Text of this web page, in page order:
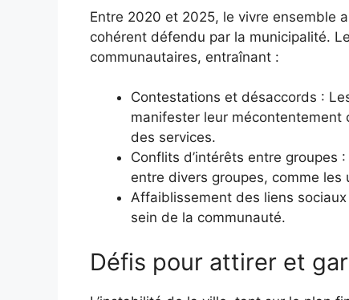
Entre 2020 et 2025, le vivre ensemble
cohérent défendu par la municipalité.
communautaires, entraînant :
Contestations et désaccords :
manifester leur mécontentement
des services.
Conflits d’intérêts entre groupes
entre divers groupes, comme
Affaiblissement des liens sociaux
sein de la communauté.
Défis pour attirer et